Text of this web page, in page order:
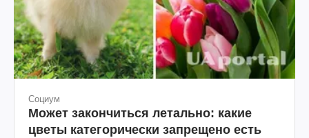
Социум
Может закончиться летально: какие
цветы категорически запрещено есть